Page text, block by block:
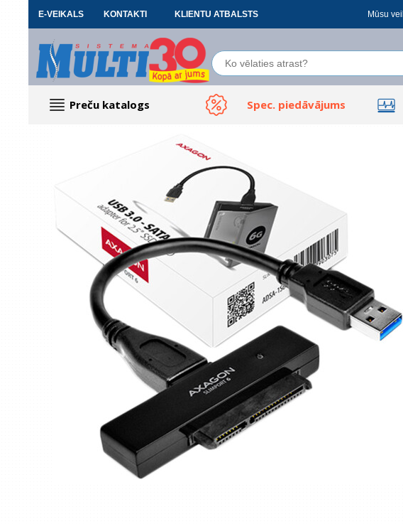
E-VEIKALS KONTAKTI KLIENTU ATBALSTS Mūsu
Preču katalogs Spec. piedāvājums
Renewd tehnika, Outlet